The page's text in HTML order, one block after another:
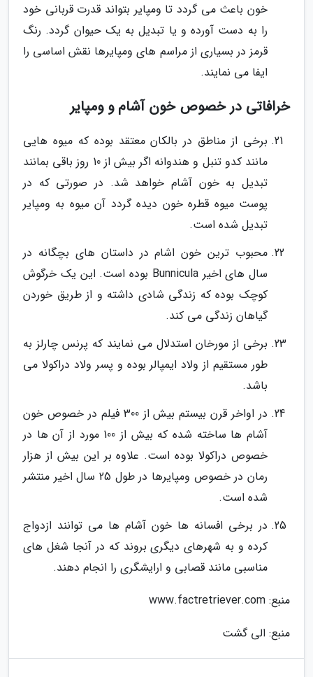
خون باعث می گردد تا ومپایر بتواند قدرت قربانی خود
را به دست آورده و یا تبدیل به یک حیوان گردد. رنگ
قرمز در بسیاری از مراسم های ومپایرها نقش اساسی را
ایفا می نمایند.
خرافاتی در خصوص خون آشام و ومپایر
برخی از مناطق در بالکان معتقد بوده که میوه هایی
مانند کدو تنبل و هندوانه اگر بیش از 10 روز باقی بمانند
تبدیل به خون آشام خواهد شد. در صورتی که در
پوست میوه قطره خون دیده گردد آن میوه به ومپایر
تبدیل شده است.
محبوب ترین خون اشام در داستان های بچگانه در
سال های اخیر Bunnicula بوده است. این یک خرگوش
کوچک بوده که زندگی شادی داشته و از طریق خوردن
گیاهان زندگی می کند.
برخی از مورخان استدلال می نمایند که پرنس چارلز به
طور مستقیم از ولاد ایمپالر بوده و پسر ولاد دراکولا می
باشد.
در اواخر قرن بیستم بیش از 300 فیلم در خصوص خون
آشام ها ساخته شده که بیش از 100 مورد از آن ها در
خصوص دراکولا بوده است. علاوه بر این بیش از هزار
رمان در خصوص ومپایرها در طول 25 سال اخیر منتشر
شده است.
در برخی افسانه ها خون آشام ها می توانند ازدواج
کرده و به شهرهای دیگری بروند که در آنجا شغل های
مناسبی مانند قصابی و ارایشگری را انجام دهند.
منبع: www.factretriever.com
منبع: الی گشت